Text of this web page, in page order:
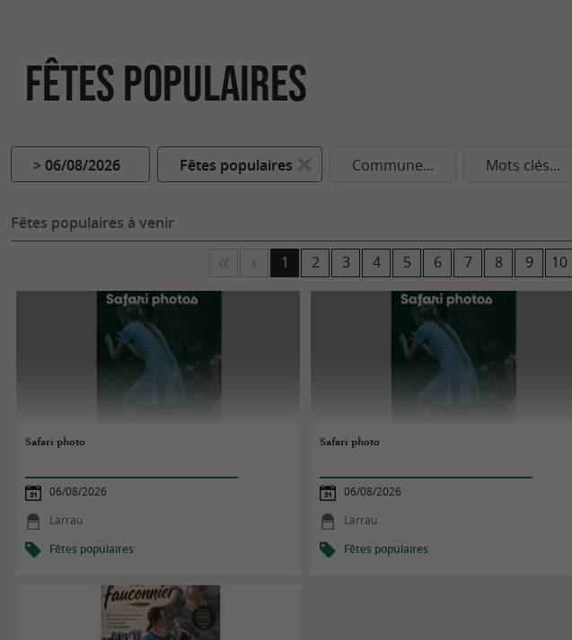
Fêtes populaires
> 06/08/2026 Fêtes populaires Commune... Mots clés...
Fêtes populaires à venir
1 2 3 4 5 6 7 8 9 10
Safari photo
06/08/2026
Larrau
Fêtes populaires
Safari photo
06/08/2026
Larrau
Fêtes populaires